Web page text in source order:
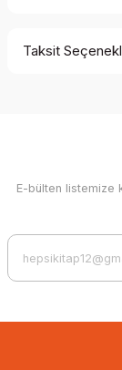
Taksit
E-bülten listemize